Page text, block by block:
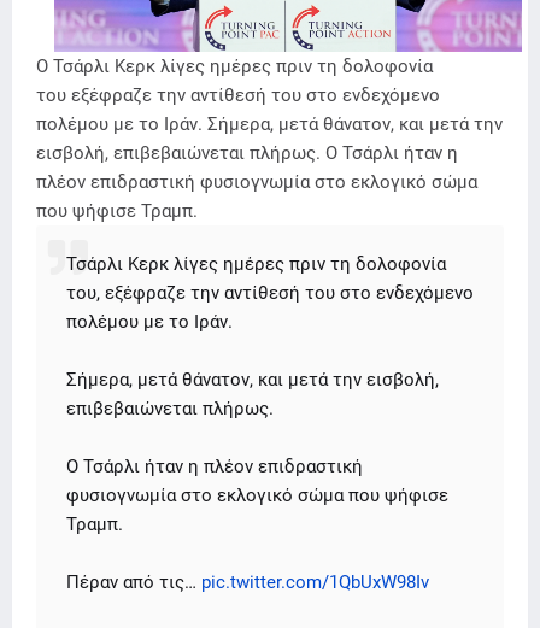
Ο Τσάρλι Κερκ λίγες ημέρες πριν τη δολοφονία
του εξέφραζε την αντίθεσή του στο ενδεχόμενο
πολέμου με το Ιράν. Σήμερα, μετά θάνατον, και μετά την
εισβολή, επιβεβαιώνεται πλήρως. Ο Τσάρλι ήταν η
πλέον επιδραστική φυσιογνωμία στο εκλογικό σώμα
που ψήφισε Τραμπ.
Τσάρλι Κερκ λίγες ημέρες πριν τη δολοφονία
του, εξέφραζε την αντίθεσή του στο ενδεχόμενο
πολέμου με το Ιράν.
Σήμερα, μετά θάνατον, και μετά την εισβολή,
επιβεβαιώνεται πλήρως.
Ο Τσάρλι ήταν η πλέον επιδραστική
φυσιογνωμία στο εκλογικό σώμα που ψήφισε
Τραμπ.
Πέραν από τις… pic.twitter.com/1QbUxW98Iv